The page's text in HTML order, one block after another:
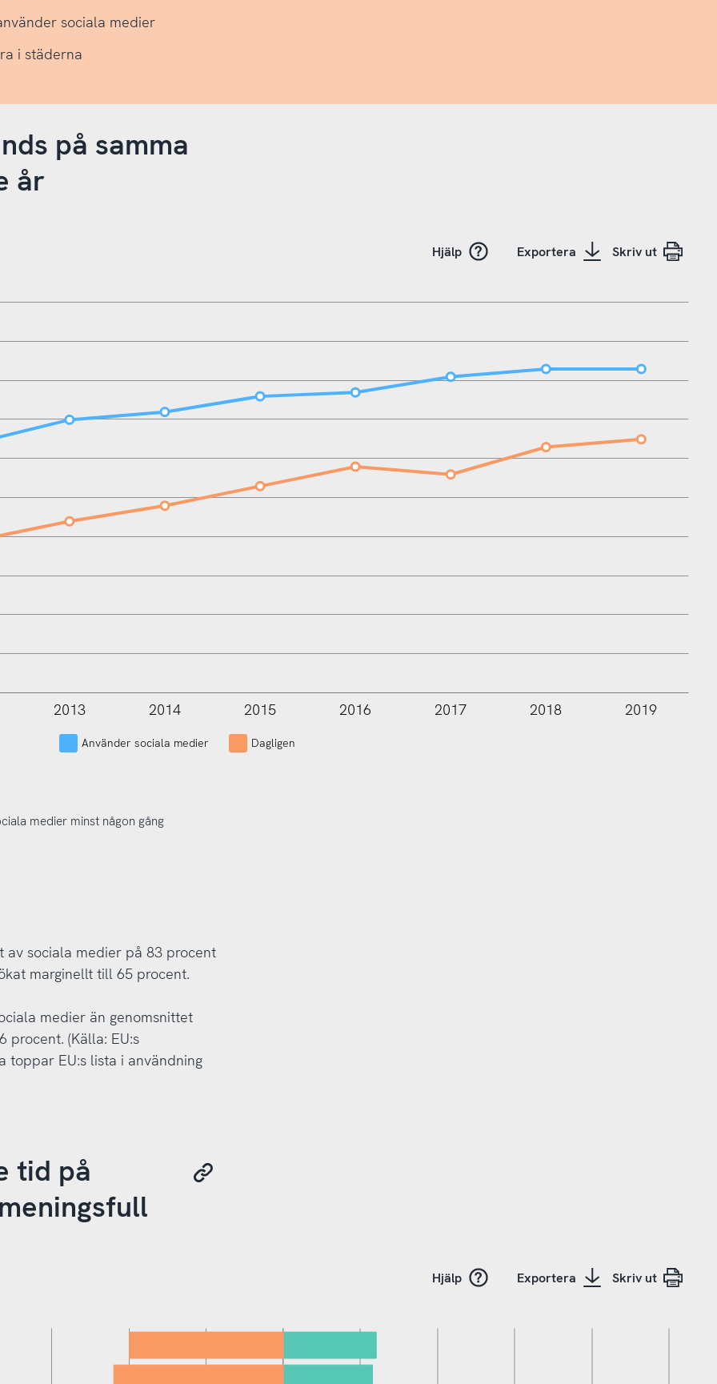
sociala medier
i städerna
på samma
år
Hjälp Exportera Skriv ut
2013 2014 2015 2016 2017 2018 2019
Använder sociala medier Dagligen
medier minst någon gång
av sociala medier på 83 procent
marginellt till 65 procent.
medier än genomsnittet
procent. (Källa: EU:s
toppar EU:s lista i användning
tid på
Hjälp Exportera Skriv ut